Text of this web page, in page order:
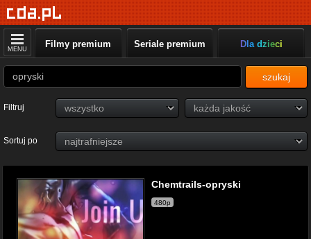
MENU Filmy premium Seriale premium Dla dzieci
szukaj
Filtruj
Sortuj po
Chemtrails-opryski
480p